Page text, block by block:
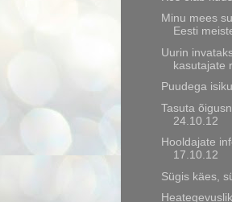
Minu mees
Eesti
Uurin
kasutajate
Puudega
Tasuta
24.10.12
Hooldajate
17.10.12
Sügis käes,